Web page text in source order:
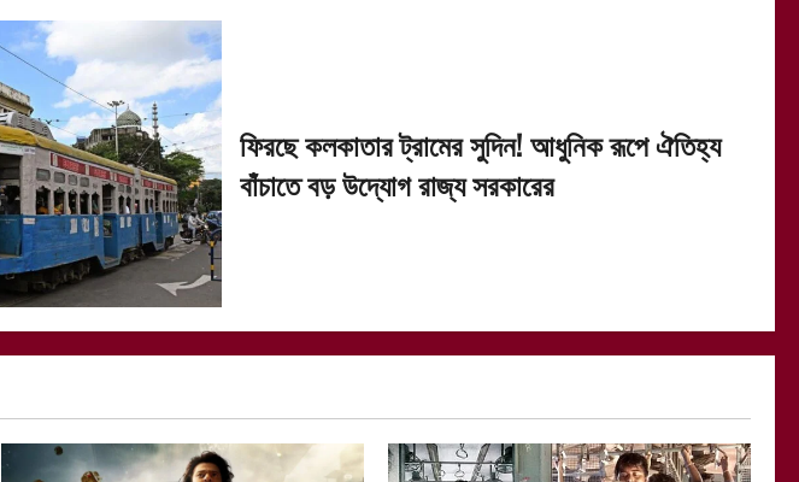
ফিরছে কলকাতার ট্রামের সুদিন! আধুনিক রূপে ঐতিহ্য
বাঁচাতে বড় উদ্যোগ রাজ্য সরকারের